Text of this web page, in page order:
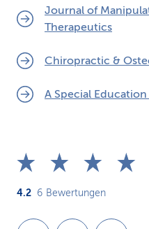
Journal of
Therapeutics
Chiropractic &
A Special
4.2 6 Bewertungen